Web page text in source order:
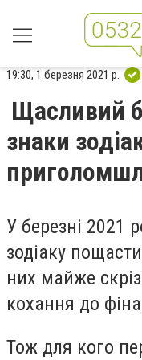
19:30, 1 березня 2021 р.
Щасливий
знаки
У березні 2021
зодіаку
них майже
кохання до
Тож для кого